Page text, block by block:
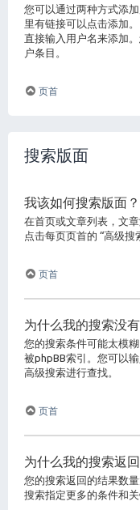
您可以通过两种方式添
里有链接可以点击添加
直接输入用户名来添加
户条目。
页首
搜索版面
我该如何搜索版面？
在首页或文章列表，文
点击每页页首的 “高级搜
页首
为什么我的搜索没
您的搜索条件可能太模
被phpBB索引。您可以
高级搜索进行查找。
页首
为什么我的搜索返
您的搜索返回的结果数
搜索指定更多的条件和关